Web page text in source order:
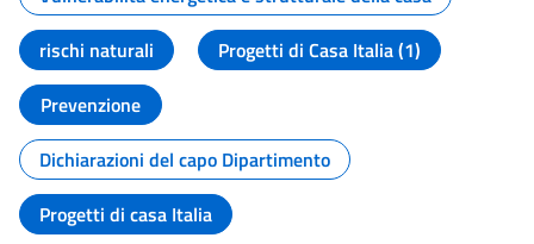
rischi naturali
Progetti di Casa Italia (1)
Prevenzione
Dichiarazioni del capo Dipartimento
Progetti di casa Italia